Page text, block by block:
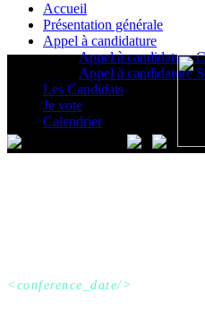
Accueil
Présentation générale
Appel à candidature
Appel à candidature
Appel à candidature
Les Candidats
Je vote
Calendrier
<conference_date/>